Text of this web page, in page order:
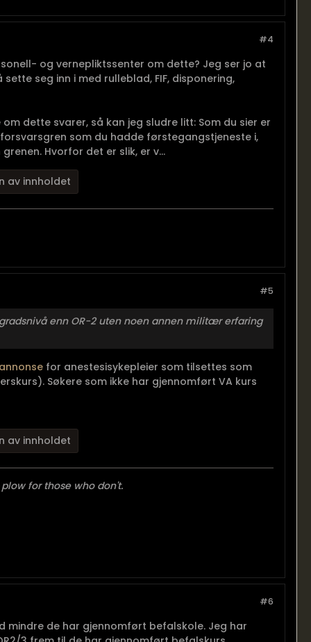
#4
og vernepliktssenter om dette? Jeg ser jo at
seg inn i med rulleblad, FIF, disponering,
dette svarer, så kan jeg sludre litt: Som du sier er
som du hadde førstegangstjeneste i,
Hvorfor det er slik, er v...
av innholdet
#5
enn OR-2 uten noen annen militær erfaring
for anestesisykepleier som tilsettes som
Søkere som ikke har gjennomført VA kurs
av innholdet
for those who don't.
#6
mindre de har gjennomført befalskole. Jeg har